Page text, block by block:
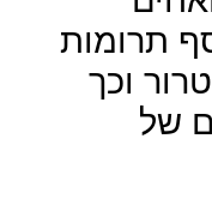
תרומות
וכך
של